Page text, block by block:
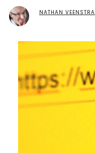
NATHAN VEENSTRA